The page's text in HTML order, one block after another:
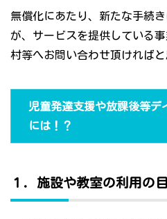
無償化にあたり、新たな手続
が、サービスを提供している
村等へお問い合わせ頂ければと
児童発達支援や放課後等デ
には！？
１．施設や教室の利用の